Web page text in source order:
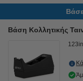
Βάση Κολλητικής